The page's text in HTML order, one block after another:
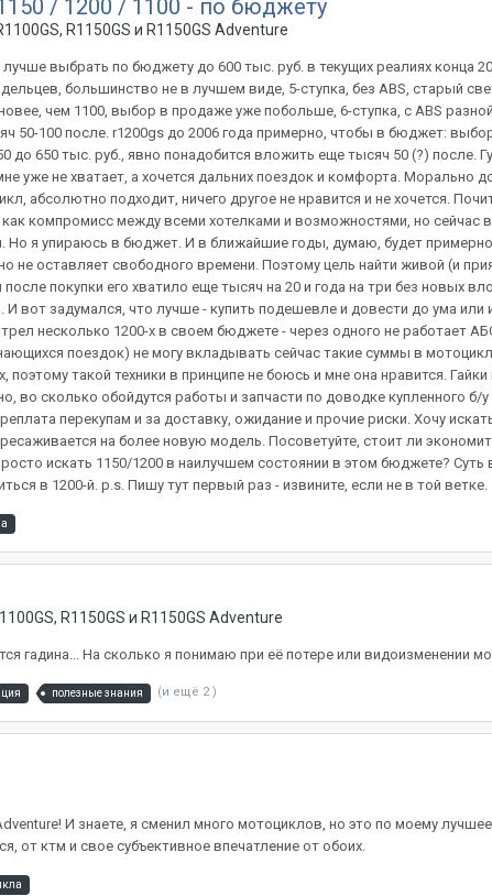
/ 1200 / 1100 - по бюджету
R1150GS и R1150GS Adventure
выбрать по бюджету до 600 тыс. руб. в текущих реалиях конца
большинство не в лучшем виде, 5-ступка, без ABS, старый
чем 1100, выбор в продаже уже побольше, 6-ступка, c ABS
50-100 после. r1200gs до 2006 года примерно, чтобы в бюджет:
до 650 тыс. руб., явно понадобится вложить еще тысяч 50 (?)
уже не хватает, а хочется дальних поездок и комфорта. Морально
абсолютно подходит, ничего другое не нравится и не хочется.
компромисс между всеми хотелками и возможностями, но
Но я упираюсь в бюджет. И в ближайшие годы, думаю, будет
не оставляет свободного времени. Поэтому цель найти живой (и
покупки его хватило еще тысяч на 20 и года на три без новых
И вот задумался, что лучше - купить подешевле и довести до ума
несколько 1200-х в своем бюджете - через одного не работает
поездок) не могу вкладывать сейчас такие суммы в
такой техники в принципе не боюсь и мне она нравится.
во сколько обойдутся работы и запчасти по доводке купленного б/
перекупам и за доставку, ожидание и прочие риски. Хочу
на более новую модель. Посоветуйте, стоит ли
искать 1150/1200 в наилучшем состоянии в этом бюджете?
в 1200-й. p.s. Пишу тут первый раз - извините, если не в той ветке.
R1150GS и R1150GS Adventure
гадина... На сколько я понимаю при её потере или видоизменении
полезные знания (и ещё 2 )
И знаете, я сменил много мотоциклов, но это по моему
от ктм и свое субъективное впечатление от обоих.